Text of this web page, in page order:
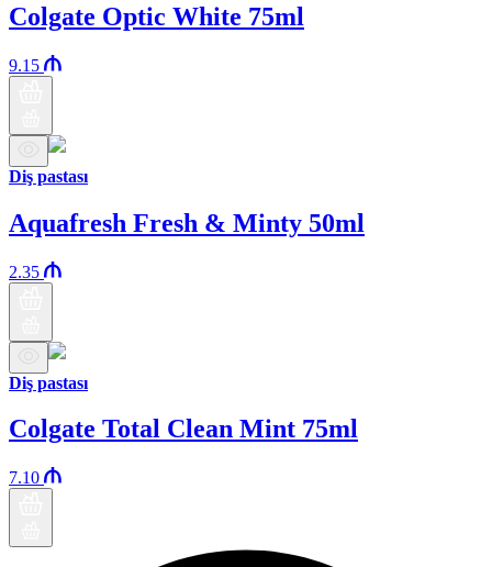
Colgate Optic White 75ml
9.15
Diş pastası
Aquafresh Fresh & Minty 50ml
2.35
Diş pastası
Colgate Total Clean Mint 75ml
7.10